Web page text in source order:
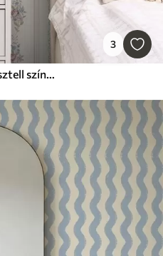
3
Falvédő Csíkos virágminta pasztell színekben